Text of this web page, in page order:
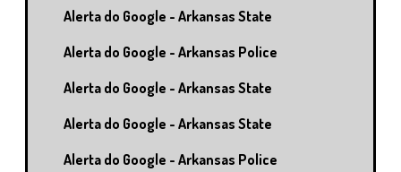
Alerta do Google - Arkansas State
Alerta do Google - Arkansas Police
Alerta do Google - Arkansas State
Alerta do Google - Arkansas State
Alerta do Google - Arkansas Police